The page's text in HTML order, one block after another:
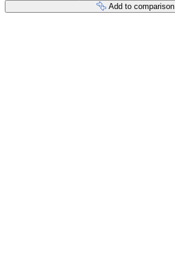
Add to comparison